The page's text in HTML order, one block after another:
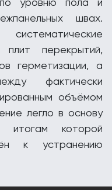
швах.
перекрытий,
герметизации, а
фактически
объёмом
легло в основу
итогам которой
к устранению